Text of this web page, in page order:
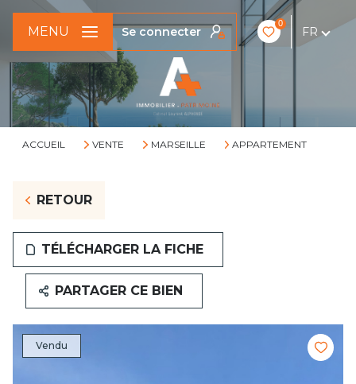
Se connecter
0
FR
MENU
ACCUEIL VENTE MARSEILLE APPARTEMENT
RETOUR
TÉLÉCHARGER LA FICHE
PARTAGER CE BIEN
Vendu